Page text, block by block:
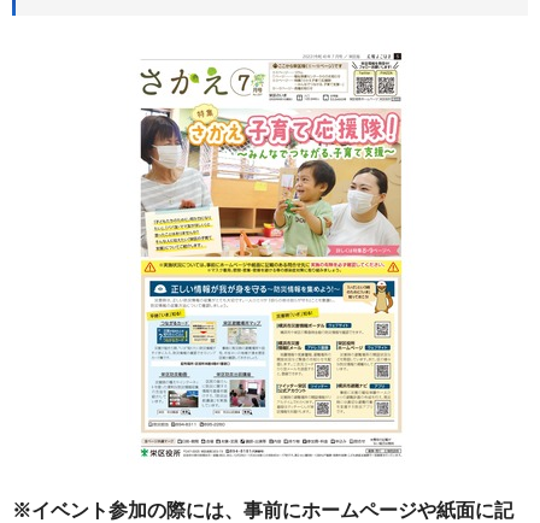
※イベント参加の際には、事前にホームページや紙面に記